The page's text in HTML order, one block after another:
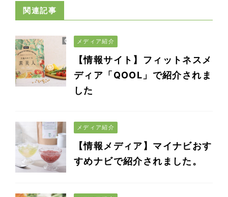
関連記事
メディア紹介
【情報サイト】フィットネスメ
ディア「QOOL」で紹介されま
した
メディア紹介
【情報メディア】マイナビおす
すめナビで紹介されました。